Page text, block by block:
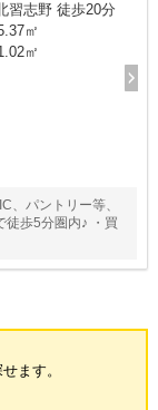
習志野 徒歩20分
㎡
㎡
、パントリー等、
徒歩5分圏内♪ ・買
ます。